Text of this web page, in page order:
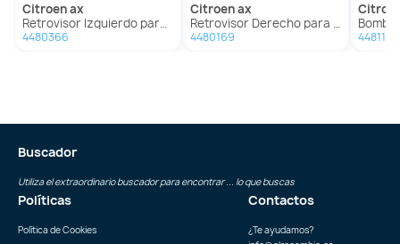
citroenax
Retrovisor Izquierdo para Citroën Ax
4480366
citroenax
Retrovisor Derecho para Citroën Ax
4480169
Bomba
4481178
Buscador
Utiliza el extraordinario buscador para encontrar ... lo que buscas
Políticas
Política de Cookies
Contactos
¿Te ayudamos?